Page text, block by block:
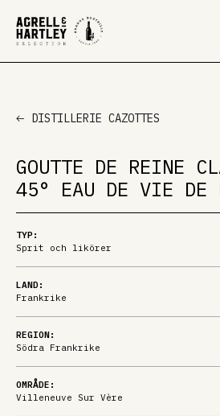
DISTILLERIE CAZOTTES
GOUTTE DE REINE
45° EAU DE VIE DE
TYP:
Sprit och likörer
LAND:
Frankrike
REGION:
Södra Frankrike
OMRÅDE:
Villeneuve Sur Vère